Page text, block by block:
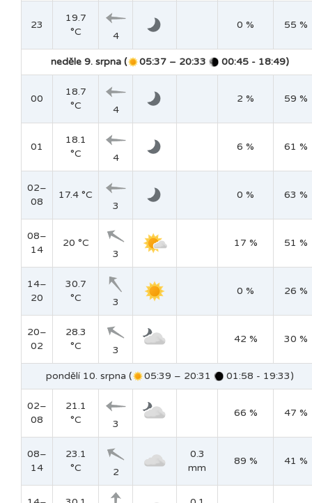
23
19.7
°C
4
0 % 55 %
neděle 9. srpna ( 05:37 – 20:33 00:45 - 18:49)
00
18.7
°C
4
2 % 59 %
01
18.1
°C
4
6 % 61 %
02–
08
17.4 °C
3
0 % 63 %
08–
14
20 °C
3
17 % 51 %
14–
20
30.7
°C
3
0 % 26 %
20–
02
28.3
°C
3
42 % 30 %
pondělí 10. srpna ( 05:39 – 20:31 01:58 - 19:33)
02–
08
21.1
°C
3
66 % 47 %
08–
14
23.1
°C
2
0.3
mm
89 % 41 %